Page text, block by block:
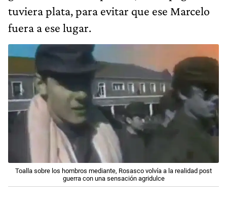
tuviera plata, para evitar que ese Marcelo
fuera a ese lugar.
Toalla sobre los hombros mediante, Rosasco volvía a la realidad post
guerra con una sensación agridulce